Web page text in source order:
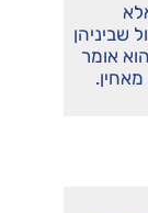
שביניהן
אומר
מאחין.